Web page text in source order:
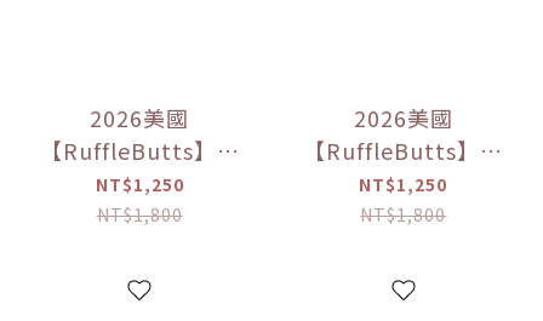
2026美國
【RuffleButts】粉
紫美人魚泡泡袖荷
葉邊兩件式【優惠
NT$1,250
NT$1,800
2026美國
【RuffleButts】泡
泡糖粉色格子長袖
兩件式【優惠限
NT$1,250
NT$1,800